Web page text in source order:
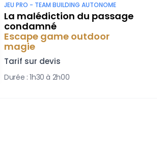
JEU PRO - TEAM BUILDING AUTONOME
La malédiction du passage
condamné
Escape game outdoor
magie
Tarif sur devis
Durée :1h30 à 2h00